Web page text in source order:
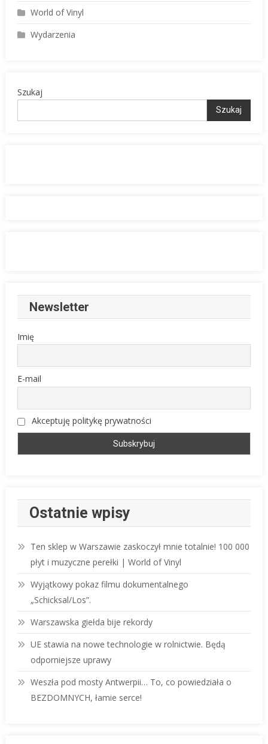
World of Vinyl
Wydarzenia
Szukaj
Szukaj
Newsletter
Imię
E-mail
Akceptuję politykę prywatności
Ostatnie wpisy
Ten sklep w Warszawie zaskoczył mnie totalnie! 100 000
płyt i muzyczne perełki | World of Vinyl
Wyjątkowy pokaz filmu dokumentalnego
„Schicksal/Los”.
Warszawska giełda bije rekordy
UE stawia na nowe technologie w rolnictwie. Będą
odporniejsze uprawy
Weszła pod mosty Antwerpii… To, co powiedziała o
BEZDOMNYCH, łamie serce!